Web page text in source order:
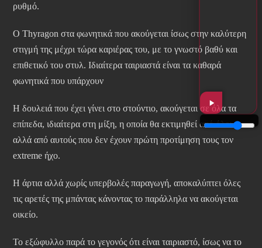
ρυθμό.
Ο Thyragon στα φωνητικά που ακούγεται ίσως στην καλύτερη
στιγμή της μέχρι τώρα καριέρας του, με το γνωστό βαθύ και
επιθετικό του στυλ. Ιδιαίτερα ταιριαστά είναι τα καθαρά
φωνητικά που υπάρχουν
Η δουλειά που έχει γίνει στο στούντιο, ακούγεται σε όλα τα
επίπεδα, ιδιαίτερα στη μίξη, η οποία θα εκτιμηθεί από όλους
αλλά από αυτούς που δεν έχουν πρώτη προτίμηση τους τον
extreme ήχο.
Η άρτια αλλά χωρίς υπερβολές παραγωγή, αποκαλύπτει όλες
τις αρετές της μπάντας κάνοντας το παράλληλα να ακούγεται
οικείο.
Το εξώφυλλο παρά το γεγονός ότι είναι ταιριαστό, ίσως να το